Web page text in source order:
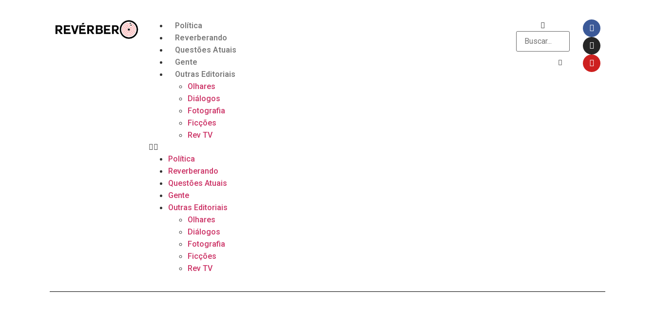
Política
Reverberando
Questões Atuais
Gente
Outras Editoriais
Olhares
Diálogos
Fotografia
Ficções
Rev TV
Política
Reverberando
Questões Atuais
Gente
Outras Editoriais
Olhares
Diálogos
Fotografia
Ficções
Rev TV